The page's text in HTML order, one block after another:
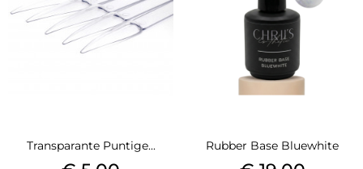
Transparante Puntige... Rubber Base Bluewhite